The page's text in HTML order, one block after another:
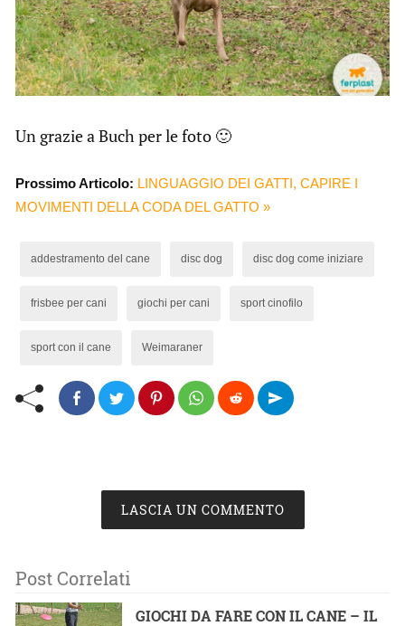
Un grazie a Buch per le foto 🙂
Prossimo Articolo: LINGUAGGIO DEI GATTI, CAPIRE I
MOVIMENTI DELLA CODA DEL GATTO »
addestramento del cane disc dog disc dog come iniziare
frisbee per cani giochi per cani sport cinofilo
sport con il cane Weimaraner
LASCIA UN COMMENTO
Post Correlati
GIOCHI DA FARE CON IL CANE – IL